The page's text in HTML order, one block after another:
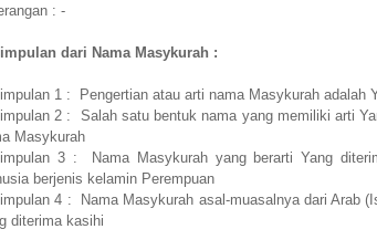
: -
dari Nama Masykurah :
1 : Pengertian atau arti nama Masykurah adalah
2 : Salah satu bentuk nama yang memiliki arti
Masykurah
3 : Nama Masykurah yang berarti Yang
berjenis kelamin Perempuan
4 : Nama Masykurah asal-muasalnya dari Arab
diterima kasihi